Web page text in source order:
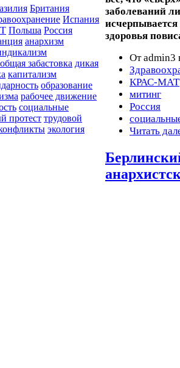
Британия
Испания
Польша Россия
анархизм
забастовка дикая
капитализм
образование
рабочее движение
социальные
протест трудовой
экология
заболеваний
здоровья
От admin3
КРАС-МАТ
митинг
Россия
Читать